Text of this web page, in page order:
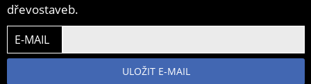
dřevostaveb.
E-MAIL
ULOŽIT E-MAIL